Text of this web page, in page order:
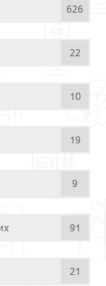
626
22
10
19
9
91
21